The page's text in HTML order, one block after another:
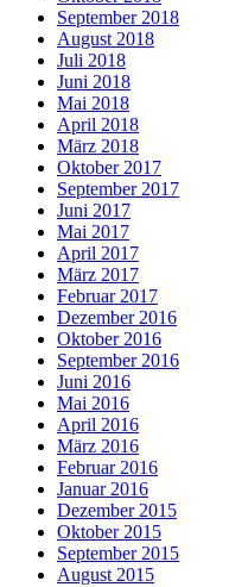
September 2018
August 2018
Juli 2018
Juni 2018
Mai 2018
April 2018
März 2018
Oktober 2017
September 2017
Juni 2017
Mai 2017
April 2017
März 2017
Februar 2017
Dezember 2016
Oktober 2016
September 2016
Juni 2016
Mai 2016
April 2016
März 2016
Februar 2016
Januar 2016
Dezember 2015
Oktober 2015
September 2015
August 2015